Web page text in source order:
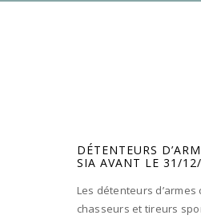
DÉTENTEURS
SIA AVANT LE 31/
Les détenteurs
chasseurs et tireurs